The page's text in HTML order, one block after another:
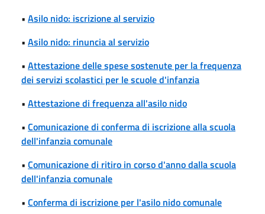
• Asilo nido: iscrizione al servizio
• Asilo nido: rinuncia al servizio
• Attestazione delle spese sostenute per la frequenza
dei servizi scolastici per le scuole d'infanzia
• Attestazione di frequenza all'asilo nido
• Comunicazione di conferma di iscrizione alla scuola
dell'infanzia comunale
• Comunicazione di ritiro in corso d'anno dalla scuola
dell'infanzia comunale
• Conferma di iscrizione per l'asilo nido comunale